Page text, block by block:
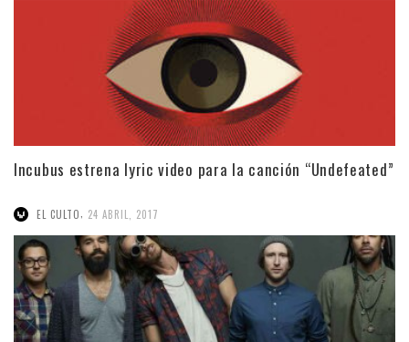
Incubus estrena lyric video para la canción “Undefeated”
EL CULTO 24 ABRIL, 2017